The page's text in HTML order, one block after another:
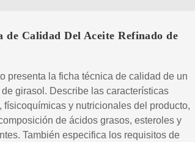
de Calidad Del Aceite Refinado de
presenta la ficha técnica de calidad de un
girasol. Describe las características
físicoquímicas y nutricionales del producto,
de ácidos grasos, esteroles y
También especifica los requisitos de